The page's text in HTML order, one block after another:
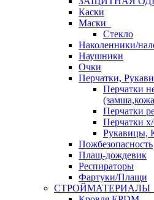
Каски
Маски
Стекло
Наколенники/
Наушники
Очки
Перчатки,
Перчатки
Перчатки
Перчатки
Рукавицы,
Пожбезопасность
Плащ-дождевик
Респираторы
Фартуки/Плащи
СТРОЙМАТЕРИАЛЫ